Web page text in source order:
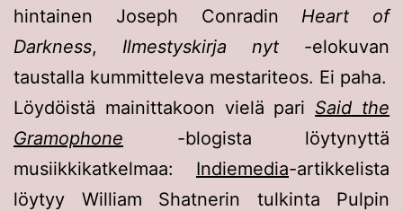
hintainen Joseph Conradin Heart of
Darkness, Ilmestyskirja nyt -elokuvan
taustalla kummitteleva mestariteos. Ei paha.
Löydöistä mainittakoon vielä pari Said the
Gramophone -blogista löytynyttä
musiikkikatkelmaa: Indiemedia-artikkelista
löytyy William Shatnerin tulkinta Pulpin